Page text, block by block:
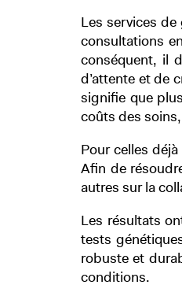
Les services
consultations
conséquent, il
d’attente et de
signifie que
coûts des
Pour celles
Afin de
autres sur la
Les résultats
tests
robuste et
conditions.